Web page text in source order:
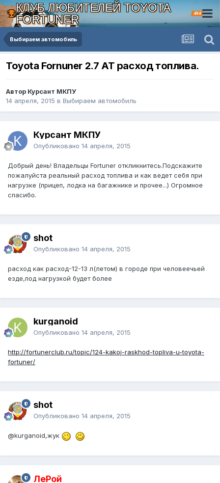
КЛУБ ЛЮБИТЕЛЕЙ TOYOTA
FORTUNER
4X4
Выбираем автомобиль
Toyota Fornuner 2.7 AT расход топлива.
Автор Курсант МКПУ
14 апреля, 2015 в Выбираем автомобиль
Курсант МКПУ
Опубликовано 14 апреля, 2015
Добрый день! Владельцы Fortuner откликнитесь.Подскажите
пожалуйста реальный расход топлива и как ведет себя при
нагрузке (прицеп, лодка на багажнике и прочее...) Огромное
спасибо.
shot
Опубликовано 14 апреля, 2015
расход как расход-12-13 л(летом) в городе при человеечьей
езде,под нагрузкой будет более
kurganoid
Опубликовано 14 апреля, 2015
http://fortunerclub.ru/topic/124-kakoj-raskhod-topliva-u-toyota-
fortuner/
shot
Опубликовано 14 апреля, 2015
@kurganoid,жук
ЛеРой